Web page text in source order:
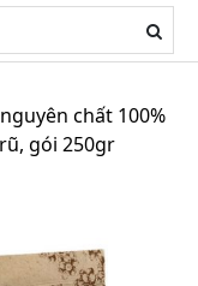
chất 100%
gói 250gr